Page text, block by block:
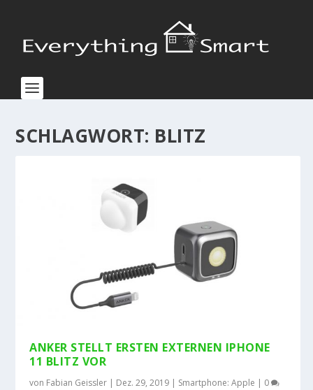
SCHLAGWORT: BLITZ
ANKER STELLT ERSTEN EXTERNEN IPHONE
11 BLITZ VOR
von Fabian Geissler | Dez. 29, 2019 | Smartphone: Apple | 0